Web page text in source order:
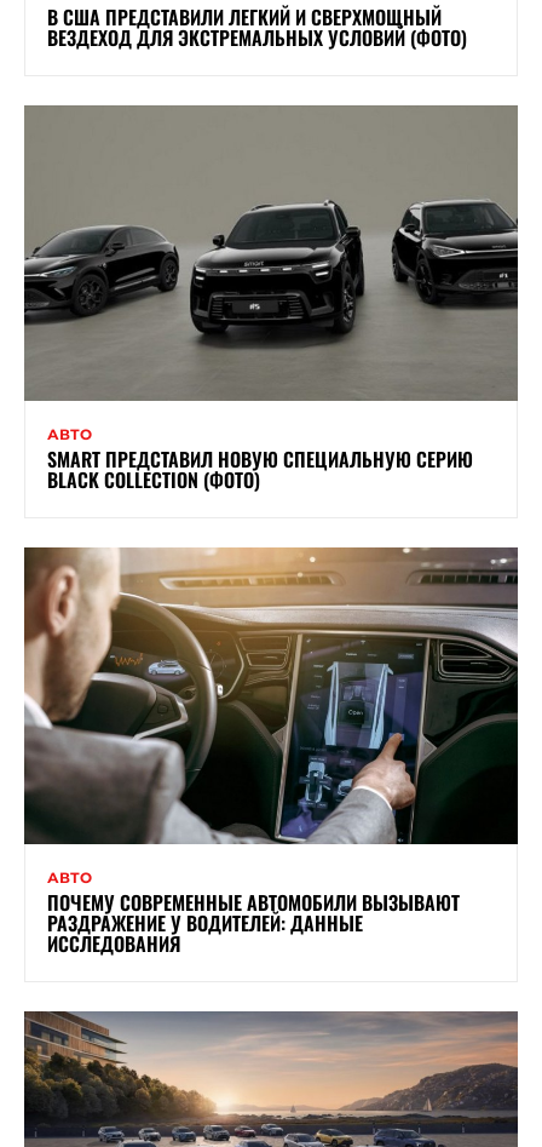
В США ПРЕДСТАВИЛИ ЛЕГКИЙ И СВЕРХМОЩНЫЙ
ВЕЗДЕХОД ДЛЯ ЭКСТРЕМАЛЬНЫХ УСЛОВИЙ (ФОТО)
АВТО
SMART ПРЕДСТАВИЛ НОВУЮ СПЕЦИАЛЬНУЮ СЕРИЮ
BLACK COLLECTION (ФОТО)
АВТО
ПОЧЕМУ СОВРЕМЕННЫЕ АВТОМОБИЛИ ВЫЗЫВАЮТ
РАЗДРАЖЕНИЕ У ВОДИТЕЛЕЙ: ДАННЫЕ
ИССЛЕДОВАНИЯ